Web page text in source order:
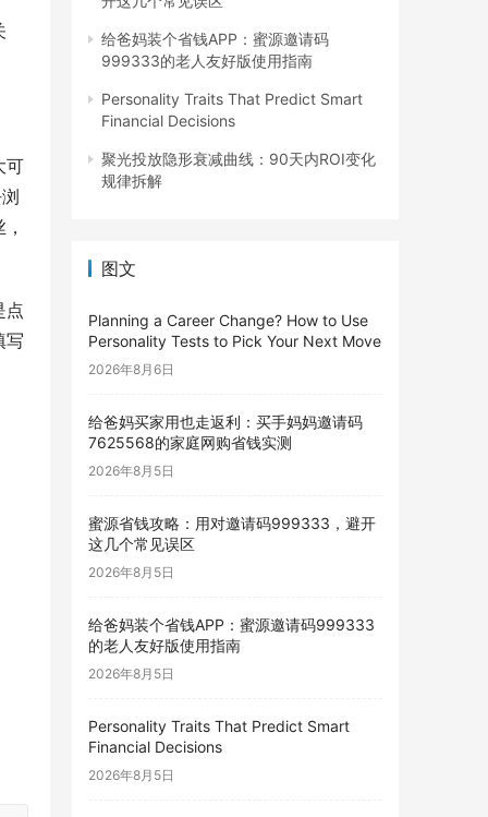
可
点
写
给爸妈装个省钱APP：蜜源邀请码
999333的老人友好版使用指南
Personality Traits That Predict Smart
Financial Decisions
聚光投放隐形衰减曲线：90天内ROI变化
规律拆解
图文
Planning a Career Change? How to Use
Personality Tests to Pick Your Next Move
2026年8月6日
给爸妈买家用也走返利：买手妈妈邀请码
7625568的家庭网购省钱实测
2026年8月5日
蜜源省钱攻略：用对邀请码999333，避开
这几个常见误区
2026年8月5日
给爸妈装个省钱APP：蜜源邀请码999333
的老人友好版使用指南
2026年8月5日
Personality Traits That Predict Smart
Financial Decisions
2026年8月5日